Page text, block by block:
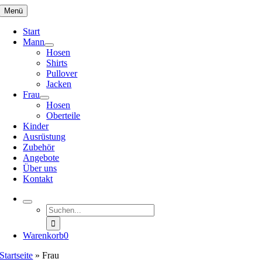
Zum
Inhalt
springen
Menü
Start
Mann
Hosen
Shirts
Pullover
Jacken
Frau
Hosen
Oberteile
Kinder
Ausrüstung
Zubehör
Angebote
Über uns
Kontakt
Suche
nach:
Warenkorb0
Startseite »Frau